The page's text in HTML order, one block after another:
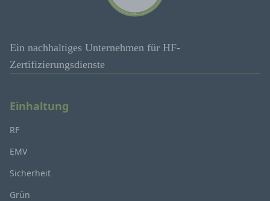
Ein nachhaltiges Unternehmen für HF-
Zertifizierungsdienste
Einhaltung
RF
EMV
Sicherheit
Grün